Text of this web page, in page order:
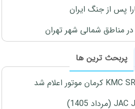
پس از جنگ ایران
در مناطق شمالی شهر تهران
پربحث ترین ها